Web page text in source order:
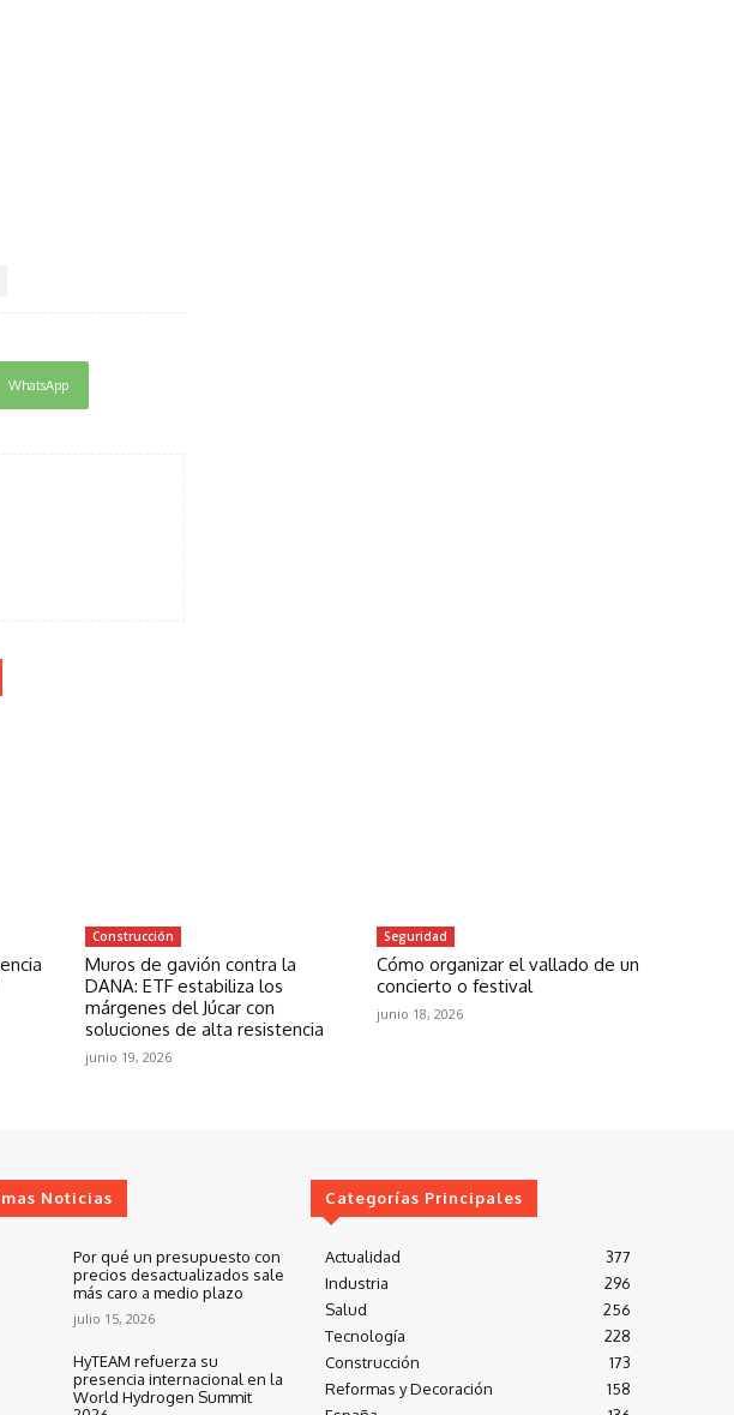
WhatsApp
Construcción
Muros de gavión contra la
DANA: ETF estabiliza los
márgenes del Júcar con
soluciones de alta resistencia
junio 19, 2026
Seguridad
Cómo organizar el vallado de un
concierto o festival
junio 18, 2026
Noticias
Por qué un presupuesto con
precios desactualizados sale
más caro a medio plazo
julio 15, 2026
HyTEAM refuerza su
presencia internacional en la
World Hydrogen Summit
Categorías Principales
Actualidad
377
Industria
296
Salud
256
Tecnología
228
Construcción
173
Reformas y Decoración
158